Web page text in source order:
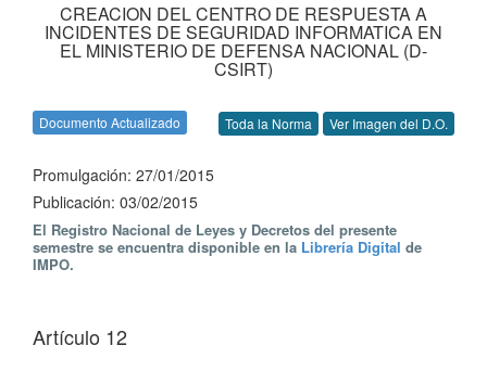
CREACION DEL CENTRO DE RESPUESTA A
INCIDENTES DE SEGURIDAD INFORMATICA EN
EL MINISTERIO DE DEFENSA NACIONAL (D-
CSIRT)
Documento Actualizado Toda la Norma Ver Imagen del D.O.
Promulgación: 27/01/2015
Publicación: 03/02/2015
El Registro Nacional de Leyes y Decretos del presente
semestre se encuentra disponible en la Librería Digital de
IMPO.
Artículo 12